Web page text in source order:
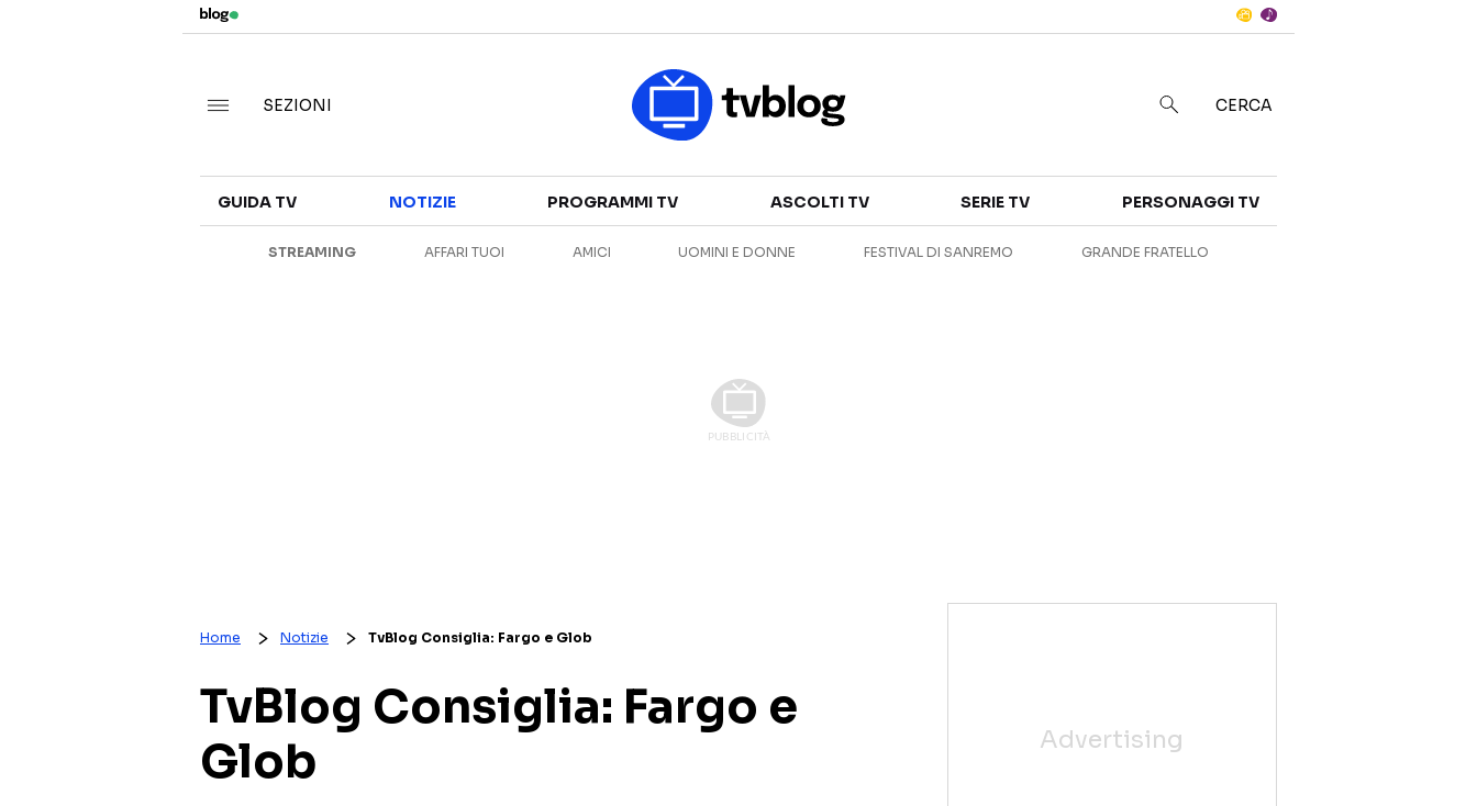
CANALI TV
SERIE TV
ANTEPRIME
SEZIONI CERCA
GUIDA TV NOTIZIE PROGRAMMI TV ASCOLTI TV SERIE TV PERSONAGGI TV
STREAMING AFFARI TUOI AMICI UOMINI E DONNE FESTIVAL DI SANREMO GRANDE FRATELLO
Home Notizie TvBlog Consiglia: Fargo e Glob
TvBlog Consiglia: Fargo e
Glob